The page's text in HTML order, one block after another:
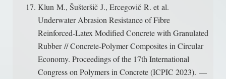
Klun M., Šušteršič J., Ercegovič R. et al.
Underwater Abrasion Resistance of Fibre
Reinforced-Latex Modified Concrete with Granulated
Rubber // Concrete-Polymer Composites in Circular
Economy. Proceedings of the 17th International
Congress on Polymers in Concrete (ICPIC 2023). —